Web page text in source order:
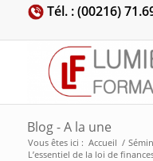
Tél. : (00216)
Blog - A la une
Vous êtes ici : Accueil /
L’essentiel de la loi de